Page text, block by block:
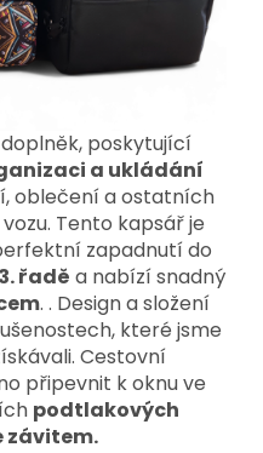
poskytující
a ukládání
oblečení a ostatních
Tento kapsář je
zapadnutí do
řadě a nabízí snadný
. . Design a složení
které jsme
Cestovní
připevnit k oknu ve
podtlakových
závitem.